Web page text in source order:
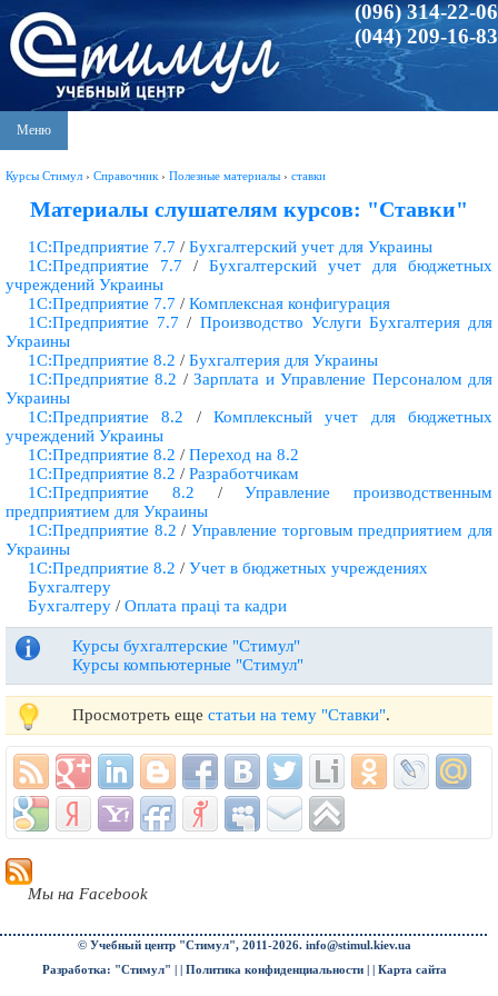
(096) 314-22-06
(044) 209-16-83
Меню
Курсы Стимул › Справочник › Полезные материалы › ставки
Материалы слушателям курсов: "Ставки"
1С:Предприятие 7.7 / Бухгалтерский учет для Украины
1С:Предприятие 7.7 / Бухгалтерский учет для бюджетных
учреждений Украины
1С:Предприятие 7.7 / Комплексная конфигурация
1С:Предприятие 7.7 / Производство Услуги Бухгалтерия для
Украины
1С:Предприятие 8.2 / Бухгалтерия для Украины
1С:Предприятие 8.2 /Зарплата и Управление Персоналом для
Украины
1С:Предприятие 8.2 /Комплексный учет для бюджетных
учреждений Украины
1С:Предприятие 8.2 / Переход на 8.2
1С:Предприятие 8.2 / Разработчикам
1С:Предприятие 8.2 /Управление производственным
предприятием для Украины
1С:Предприятие 8.2 /Управление торговым предприятием для
Украины
1С:Предприятие 8.2 / Учет в бюджетных учреждениях
Бухгалтеру
Бухгалтеру / Оплата праці та кадри
Курсы бухгалтерские "Стимул"
Курсы компьютерные "Стимул"
Просмотреть еще статьи на тему "Ставки".
Мы на Facebook
© Учебный центр "Стимул", 2011-2026. info@stimul.kiev.ua
Разработка: "Стимул" | | Политика конфиденциальности| | Карта сайта